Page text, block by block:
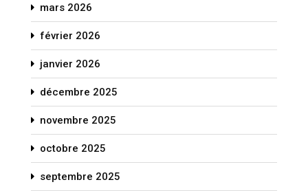
mars 2026
février 2026
janvier 2026
décembre 2025
novembre 2025
octobre 2025
septembre 2025